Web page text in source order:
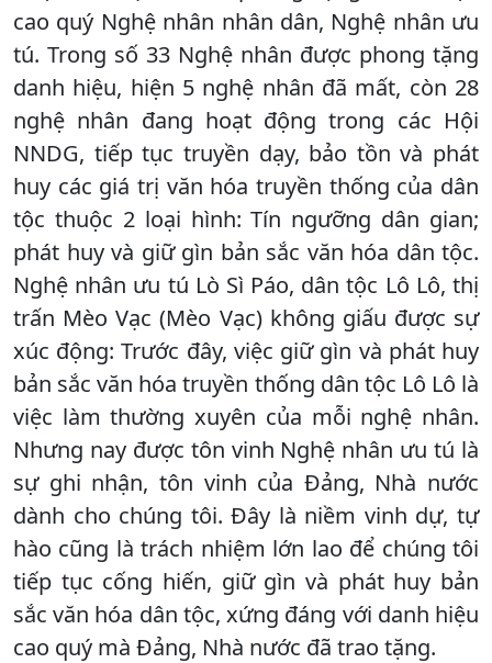
cao quý Nghệ nhân nhân dân, Nghệ nhân ưu
tú. Trong số 33 Nghệ nhân được phong tặng
danh hiệu, hiện 5 nghệ nhân đã mất, còn 28
nghệ nhân đang hoạt động trong các Hội
NNDG, tiếp tục truyền dạy, bảo tồn và phát
huy các giá trị văn hóa truyền thống của dân
tộc thuộc 2 loại hình: Tín ngưỡng dân gian;
phát huy và giữ gìn bản sắc văn hóa dân tộc.
Nghệ nhân ưu tú Lò Sì Páo, dân tộc Lô Lô, thị
trấn Mèo Vạc (Mèo Vạc) không giấu được sự
xúc động: Trước đây, việc giữ gìn và phát huy
bản sắc văn hóa truyền thống dân tộc Lô Lô là
việc làm thường xuyên của mỗi nghệ nhân.
Nhưng nay được tôn vinh Nghệ nhân ưu tú là
sự ghi nhận, tôn vinh của Đảng, Nhà nước
dành cho chúng tôi. Đây là niềm vinh dự, tự
hào cũng là trách nhiệm lớn lao để chúng tôi
tiếp tục cống hiến, giữ gìn và phát huy bản
sắc văn hóa dân tộc, xứng đáng với danh hiệu
cao quý mà Đảng, Nhà nước đã trao tặng.